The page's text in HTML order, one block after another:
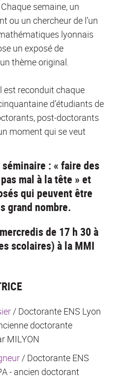
semaine, un
ou un chercheur de l’un
lyonnais
un exposé de
thème original.
est reconduit chaque
d’étudiants de
post-doctorants
moment qui se veut
: « faire des
mal à la tête » et
qui peuvent être
grand nombre.
de 17 h 30 à
scolaires) à la MMI
/ Doctorante ENS Lyon
doctorante
MILYON
/ Doctorante ENS
- ancien doctorant